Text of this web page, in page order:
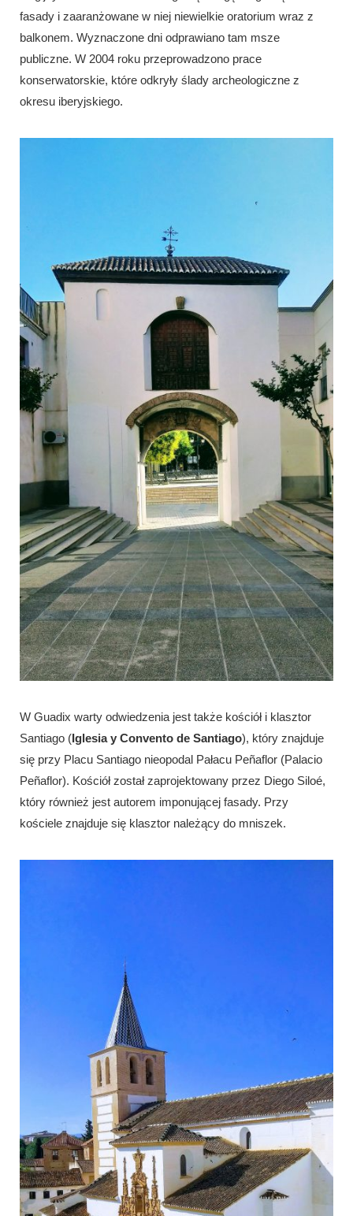
fasady i zaaranżowane w niej niewielkie oratorium wraz z
balkonem. Wyznaczone dni odprawiano tam msze
publiczne. W 2004 roku przeprowadzono prace
konserwatorskie, które odkryły ślady archeologiczne z
okresu iberyjskiego.
W Guadix warty odwiedzenia jest także kościół i klasztor
Santiago ( Iglesia y Convento de Santiago), który znajduje
się przy Placu Santiago nieopodal Pałacu Peñaflor (Palacio
Peñaflor). Kościół został zaprojektowany przez Diego Siloé,
który również jest autorem imponującej fasady. Przy
kościele znajduje się klasztor należący do mniszek.